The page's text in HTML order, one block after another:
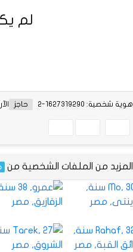
لم
هوية شخصية: 1627319290-2 حاجز
المزيد من الملفات الشخصية من